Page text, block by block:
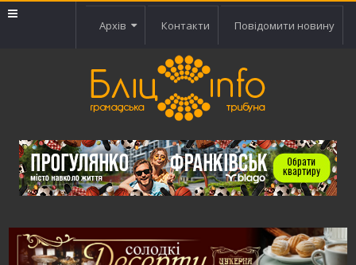
Архів Контакти Повідомити новину